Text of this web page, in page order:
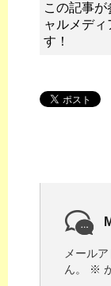
この記事
ャルメデ
す！
メール
ん。
※